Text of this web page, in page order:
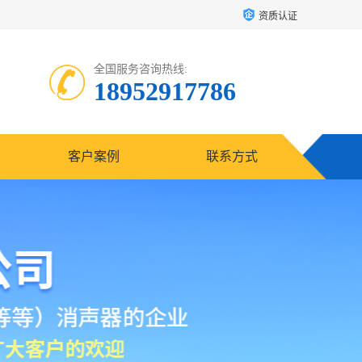
资质认证
全国服务咨询热线:
18952917786
客户案例 联系方式